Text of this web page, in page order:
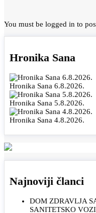
You must be logged in to
Hronika Sana
Hronika Sana 6.8.2026.
Hronika Sana 5.8.2026.
Hronika Sana 4.8.2026.
Najnoviji članci
DOM ZDRAVLJA
SANITETSKO